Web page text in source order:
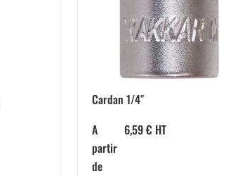
Cardan 1/4″
A
partir
de
6,59€ HT